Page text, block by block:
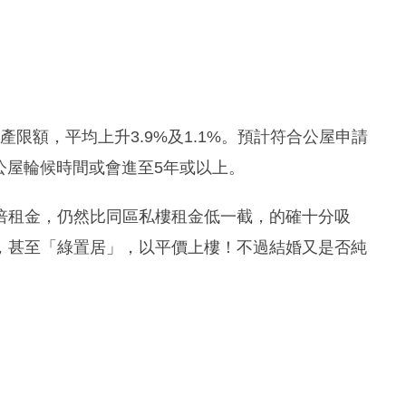
限額，平均上升3.9%及1.1%。預計符合公屋申請
輪候時間或會進至5年或以上。
金，仍然比同區私樓租金低一截，的確十分吸
甚至「綠置居」，以平價上樓！不過結婚又是否純